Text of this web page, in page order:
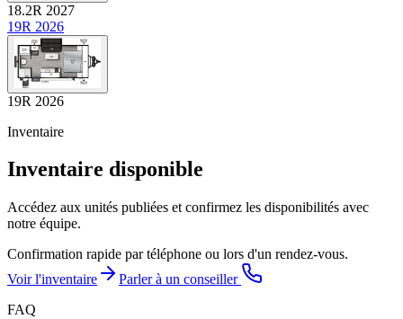
18.2R 2027
19R 2026
19R 2026
Inventaire
Inventaire disponible
Accédez aux unités publiées et confirmez les disponibilités avec
notre équipe.
Confirmation rapide par téléphone ou lors d'un rendez-vous.
Voir l'inventaire
Parler à un conseiller
FAQ